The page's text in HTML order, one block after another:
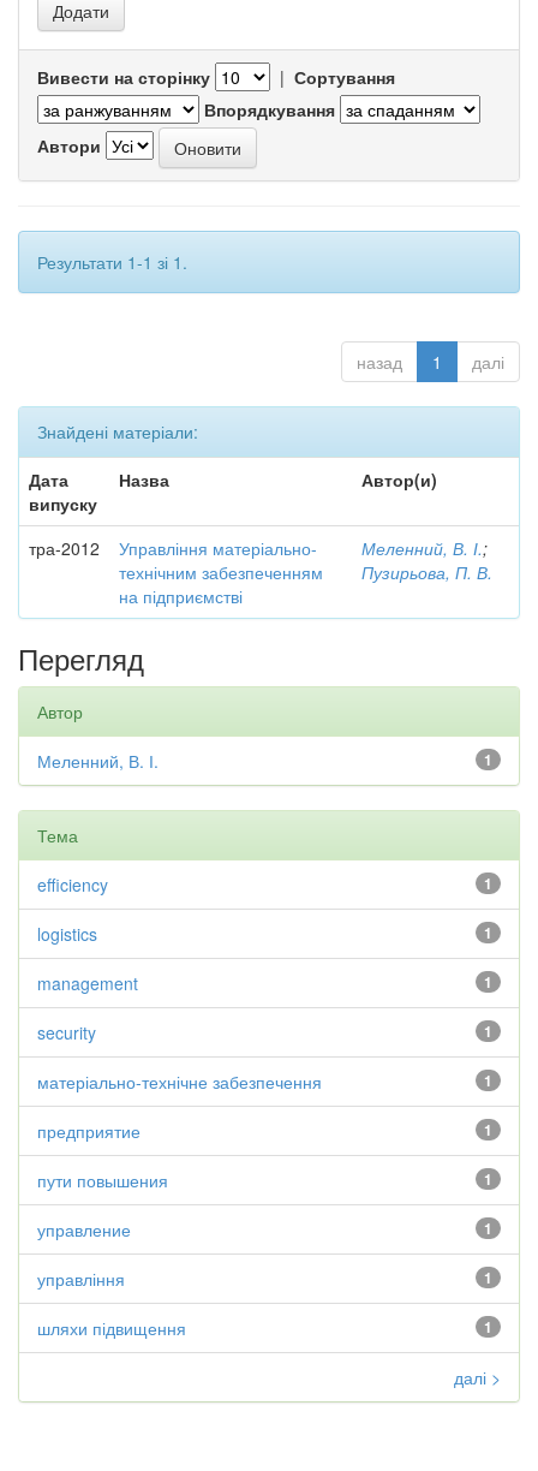
Вивести на сторінку | Сортування
Впорядкування
Автори
Результати 1-1 зі 1.
назад 1 далі
Знайдені матеріали:
Дата
випуску
Назва Автор(и)
тра-2012
Управління матеріально-
технічним забезпеченням
на підприємстві
Меленний, В. І.;
Пузирьова, П. В.
Перегляд
Автор
1
Меленний, В. І.
Тема
1
efficiency
1
logistics
1
management
1
security
1
матеріально-технічне забезпечення
1
предприятие
1
пути повышения
1
управление
1
управління
1
шляхи підвищення
далі >